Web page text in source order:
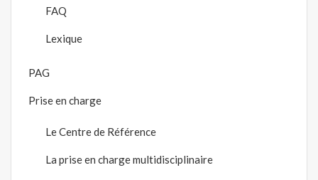
FAQ
Lexique
PAG
Prise en charge
Le Centre de Référence
La prise en charge multidisciplinaire